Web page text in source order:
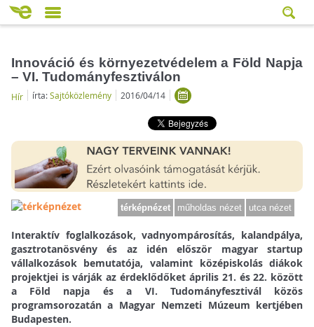
Innováció és környezetvédelem a Föld Napja
– VI. Tudományfesztiválon
Hír írta:Sajtóközlemény 2016/04/14
térképnézet műholdas nézet utca nézet
Interaktív foglalkozások, vadnyompárosítás, kalandpálya,
gasztrotanösvény és az idén először magyar startup
vállalkozások bemutatója, valamint középiskolás diákok
projektjei is várják az érdeklődőket április 21. és 22. között
a Föld napja és a VI. Tudományfesztivál közös
programsorozatán a Magyar Nemzeti Múzeum kertjében
Budapesten.